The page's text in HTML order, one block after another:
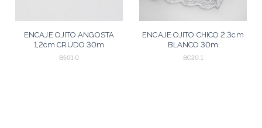
ENCAJE OJITO ANGOSTA
1,2cm CRUDO 30m
B501.0
ENCAJE OJITO CHICO 2,3cm
BLANCO 30m
BC20.1